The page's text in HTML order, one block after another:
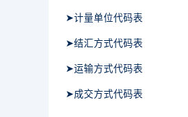
➤计量单位代码表
➤结汇方式代码表
➤运输方式代码表
➤成交方式代码表